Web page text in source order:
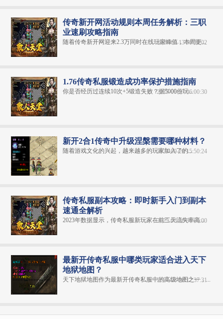
传奇新开网活动规则本周任务解析：三职
业速刷攻略指南
随着传奇新开网迎来2.3万同时在线玩家峰值，本周更...
2025-06-13 06:30:02
1.76传奇私服锻造成功率保护措施指南
你是否经历过连续10次+5锻造失败？据5000份玩...
2025-06-17 06:00:30
新开2合1传奇中升级涅槃需要哪种材料？
随着游戏文化的兴起，越来越多的玩家加入了的...
2024-09-20 15:50:24
传奇私服副本攻略：即时新手入门到副本
速通全解析
2023年数据显示，传奇私服新玩家在前三天流失率高...
2025-06-30 06:00:00
最新开传奇私服中哪类玩家适合进入天下
地狱地图？
天下地狱地图作为最新开传奇私服​中的高级地图之一，...
2024-08-26 12:37:31